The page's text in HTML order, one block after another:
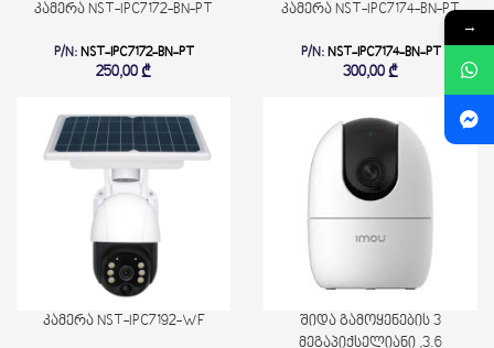
კამერა NST-IPC7172-BN-PT
P/N: NST-IPC7172-BN-PT
250,00 ₾
კამერა NST-IPC7174-BN-PT
P/N: NST-IPC7174-BN-PT
300,00 ₾
კამერა NST-IPC7192-WF
შიდა გამოყენების 3
მეგაპიქსელიანი ,3.6
→